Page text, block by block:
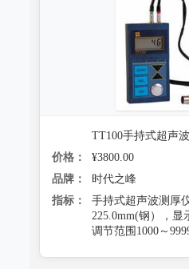
TT100手持式超声
价格：
¥3800.00
品牌：
时代之峰
指标：
手持式超声波测厚
225.0mm(钢），显
调节范围1000～